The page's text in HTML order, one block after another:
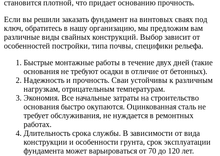
становится плотной, что придает основанию прочность.
Если вы решили заказать фундамент на винтовых сваях под
ключ, обратитесь в нашу организацию, мы предложим вам
различные виды свайных конструкций. Выбор зависит от
особенностей постройки, типа почвы, специфики рельефа.
Быстрые монтажные работы в течение двух дней (такие
основания не требуют осадки в отличие от бетонных).
Надежность и прочность. Сваи устойчивы к различным
нагрузкам, отрицательным температурам.
Экономия. Все начальные затраты на строительство
основания быстро окупаются. Оцинкованная сталь не
требует обслуживания, не нуждается в ремонтных
работах.
Длительность срока службы. В зависимости от вида
конструкции и особенности грунта, срок эксплуатации
фундамента может варьироваться от 70 до 120 лет.